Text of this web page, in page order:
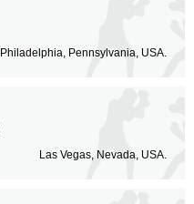
Philadelphia, Pennsylvania, USA.
Las Vegas, Nevada, USA.